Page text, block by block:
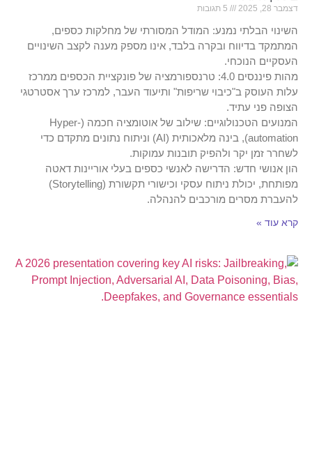
דצמבר 28, 2025
השינוי הבלתי נמנע: המודל המסורתי של מחלקות כספים,
המתמקד בדיווח ובקרה בלבד, אינו מספק מענה לקצב השינויים
העסקיים הנוכחי.
מהות פיננסים 4.0: טרנספורמציה של פונקציית הכספים ממרכז
עלות העוסק ב"כיבוי שריפות" ותיעוד העבר, למרכז ערך אסטרטגי
הצופה פני עתיד.
המנועים הטכנולוגיים: שילוב של אוטומציה חכמה (Hyper-
automation), בינה מלאכותית (AI) וניתוח נתונים מתקדם כדי
לשחרר זמן יקר ולהפיק תובנות עמוקות.
הון אנושי חדש: הדרישה לאנשי כספים בעלי אוריינות דאטה
מפותחת, יכולת ניתוח עסקי וכישורי תקשורת (Storytelling)
להעברת מסרים מורכבים להנהלה.
קרא עוד »